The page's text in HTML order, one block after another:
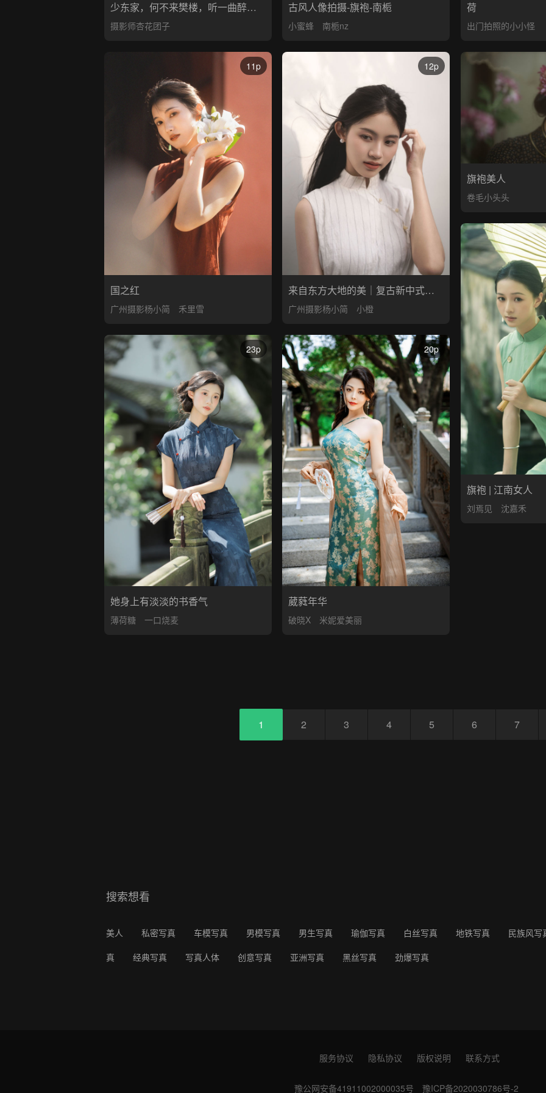
少东家，何不来樊楼，听一曲醉花阴呢？
摄影师杏花团子
古风人像拍摄-旗袍-南栀
小蜜蜂 南栀nz
荷
出门拍照的小小怪
11p
国之红
广州摄影杨小简 禾里雪
12p
来自东方大地的美｜复古新中式旗袍
广州摄影杨小简 小橙
旗袍美人
卷毛小头头
旗袍 | 江南女人
刘焉见 沈嘉禾
20p
葳蕤年华
破晓X 米妮爱美丽
23p
她身上有淡淡的书香气
薄荷糖 一口烧麦
1 2 3 4 5 6 7
搜索想看
美人 私密写真 车模写真 男模写真 男生写真 瑜伽写真 白丝写真 地铁写真 民族风写
真
经典写真 写真人体 创意写真 亚洲写真 黑丝写真 劲爆写真
服务协议 隐私协议 版权说明 联系方式
豫公网安备41911002000035号 豫ICP备2020030786号-2